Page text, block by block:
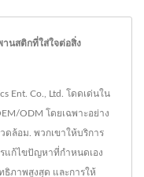
นสติกที่ใส่ใจต่อสิ่ง
Ent. Co., Ltd. โดดเด่นใน
ODM โดยเฉพาะอย่าง
ล้อม. พวกเขาให้บริการ
แก้ไขปัญหาที่กำหนดเอง
ธิภาพสูงสุด และการให้